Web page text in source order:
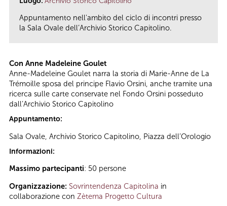
Appuntamento nell'ambito del ciclo di incontri presso
la Sala Ovale dell’Archivio Storico Capitolino.
Con Anne Madeleine Goulet
Anne-Madeleine Goulet narra la storia di Marie-Anne de La
Trémoille sposa del principe Flavio Orsini, anche tramite una
ricerca sulle carte conservate nel Fondo Orsini posseduto
dall’Archivio Storico Capitolino
Appuntamento:
Sala Ovale, Archivio Storico Capitolino, Piazza dell’Orologio
Informazioni:
Massimo partecipanti: 50 persone
Organizzazione: Sovrintendenza Capitolina in
collaborazione con Zètema Progetto Cultura